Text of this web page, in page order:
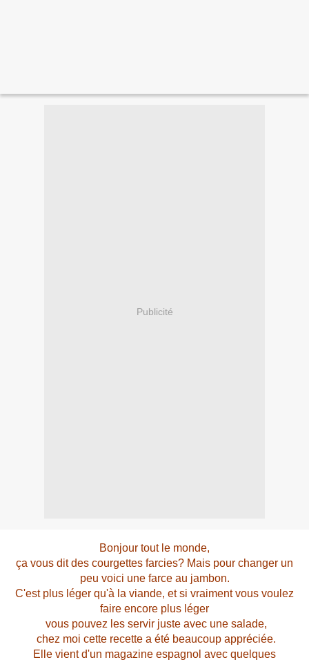
Publicité
Bonjour tout le monde,
ça vous dit des courgettes farcies? Mais pour changer un
peu voici une farce au jambon.
C'est plus léger qu'à la viande, et si vraiment vous voulez
faire encore plus léger
vous pouvez les servir juste avec une salade,
chez moi cette recette a été beaucoup appréciée.
Elle vient d'un magazine espagnol avec quelques